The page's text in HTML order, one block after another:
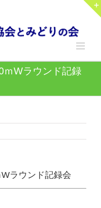
ｍWラウンド記録
ラウンド記録会